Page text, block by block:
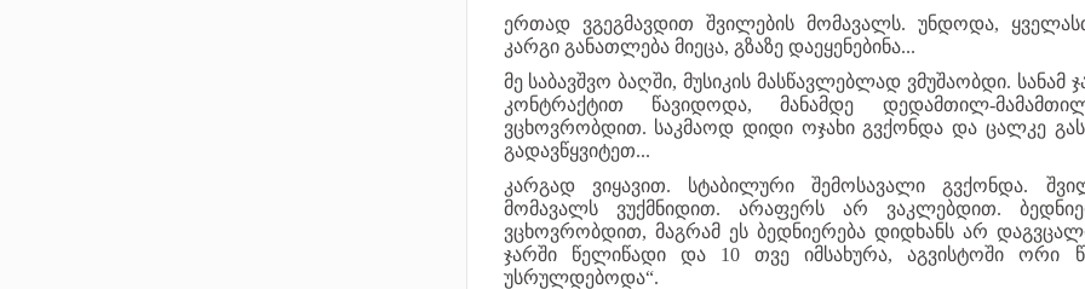
ერთად ვგეგმავდით შვილების მომავალს. უნდოდა,
კარგი განათლება მიეცა, გზაზე დაეყენებინა...
მე საბავშვო ბაღში, მუსიკის მასწავლებლად ვმუშაობდი. სანამ
კონტრაქტით წავიდოდა, მანამდე დედამთილ-
ვცხოვრობდით. საკმაოდ დიდი ოჯახი გვქონდა და ცალკე
გადავწყვიტეთ...
კარგად ვიყავით. სტაბილური შემოსავალი გვქონდა.
მომავალს ვუქმნიდით. არაფერს არ ვაკლებდით.
ვცხოვრობდით, მაგრამ ეს ბედნიერება დიდხანს არ
ჯარში წელიწადი და 10 თვე იმსახურა, აგვისტოში ორი
უსრულდებოდა“.